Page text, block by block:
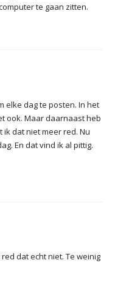
te gaan zitten.
elke dag te posten. In het
ook. Maar daarnaast heb
dat niet meer red. Nu
En dat vind ik al pittig.
dat echt niet. Te weinig